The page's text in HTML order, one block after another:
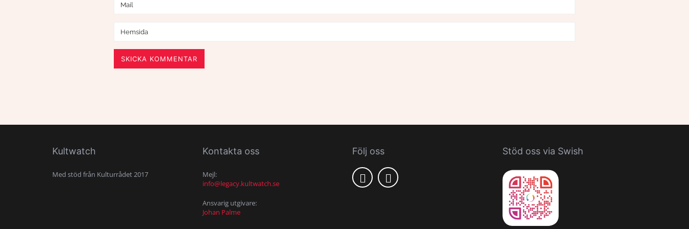
SKICKA KOMMENTAR
Kultwatch
Med stöd från Kulturrådet 2017
Kontakta oss
Mejl:
info@legacy.kultwatch.se
Ansvarig utgivare:
Johan Palme
Följ oss Stöd oss via Swish